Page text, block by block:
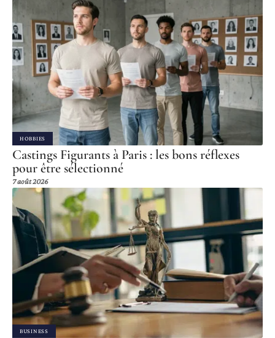
HOBBIES
Castings Figurants à Paris : les bons réflexes
pour être sélectionné
7 août 2026
BUSINESS